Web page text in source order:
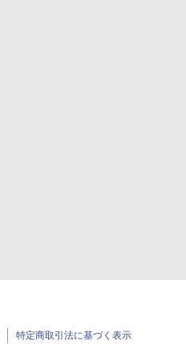
特定商取引法に基づく表示